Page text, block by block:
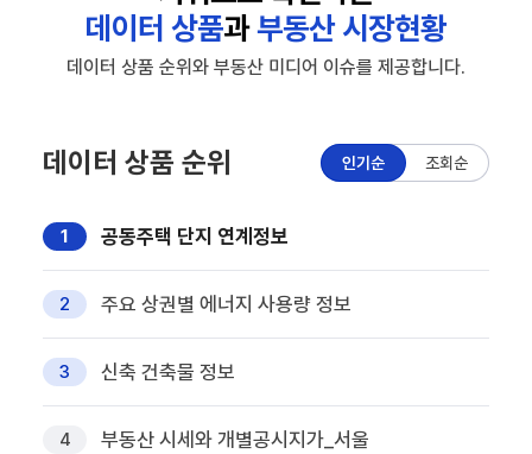
데이터 상품과부동산 시장현황
데이터 상품 순위와 부동산 미디어 이슈를 제공합니다.
데이터 상품 순위 인기순 조회순
1 공동주택 단지 연계정보
2 주요 상권별 에너지 사용량 정보
3 신축 건축물 정보
4 부동산 시세와 개별공시지가_서울